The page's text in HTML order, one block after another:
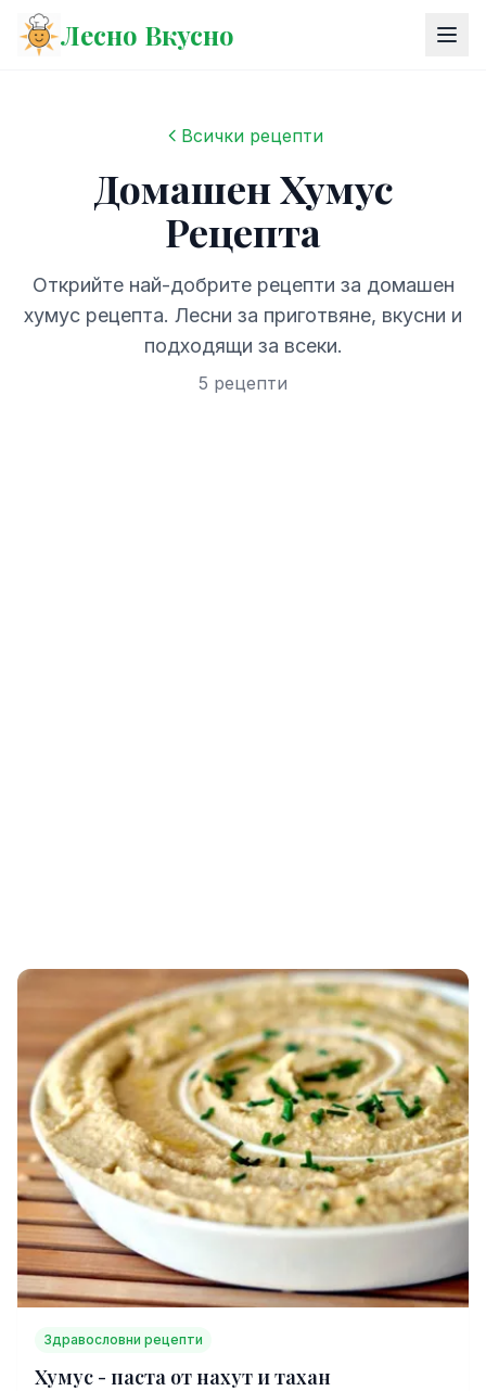
Лесно Вкусно
Всички рецепти
Домашен Хумус
Рецепта
Открийте най-добрите рецепти за домашен
хумус рецепта. Лесни за приготвяне, вкусни и
подходящи за всеки.
5 рецепти
Здравословни рецепти
Хумус - паста от нахут и тахан